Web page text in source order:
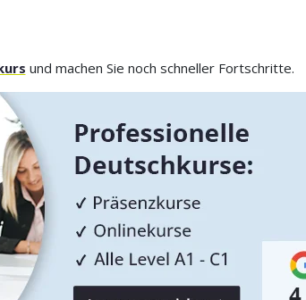
und machen Sie noch schneller Fortschritte.